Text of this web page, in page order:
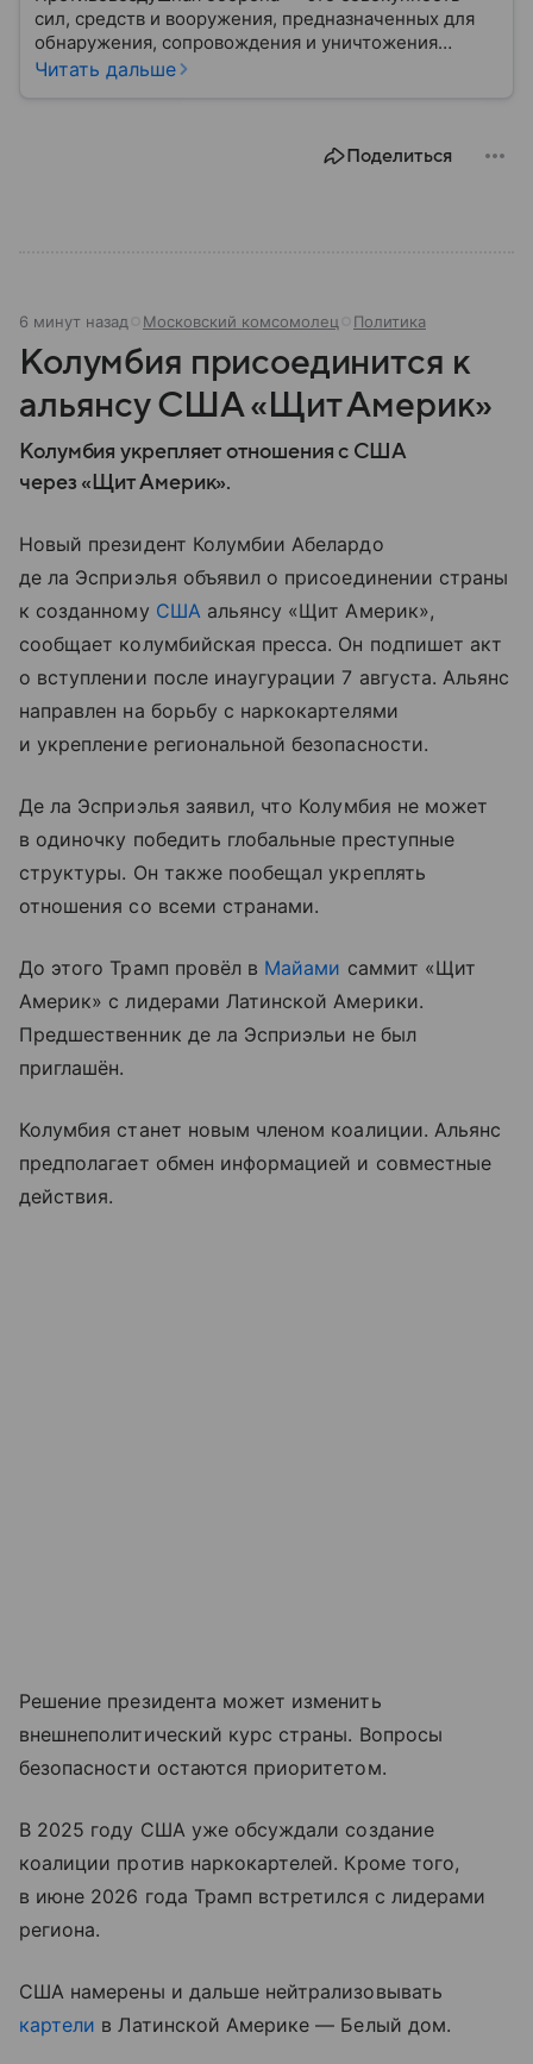
сил, средств и вооружения, предназначенных для
обнаружения, сопровождения и уничтожения
средств воздушного нападения. Современные
Читать дальше
Поделиться
6 минут назад Московский комсомолец Политика
Колумбия присоединится к
альянсу США «Щит Америк»
Колумбия укрепляет отношения с США
через «Щит Америк».
Новый президент Колумбии Абелардо
де ла Эсприэлья объявил о присоединении страны
к созданному США альянсу «Щит Америк»,
сообщает колумбийская пресса. Он подпишет акт
о вступлении после инаугурации 7 августа. Альянс
направлен на борьбу с наркокартелями
и укрепление региональной безопасности.
Де ла Эсприэлья заявил, что Колумбия не может
в одиночку победить глобальные преступные
структуры. Он также пообещал укреплять
отношения со всеми странами.
До этого Трамп провёл в Майами саммит «Щит
Америк» с лидерами Латинской Америки.
Предшественник де ла Эсприэльи не был
приглашён.
Колумбия станет новым членом коалиции. Альянс
предполагает обмен информацией и совместные
действия.
Решение президента может изменить
внешнеполитический курс страны. Вопросы
безопасности остаются приоритетом.
В 2025 году США уже обсуждали создание
коалиции против наркокартелей. Кроме того,
в июне 2026 года Трамп встретился с лидерами
региона.
США намерены и дальше нейтрализовывать
картели в Латинской Америке — Белый дом.